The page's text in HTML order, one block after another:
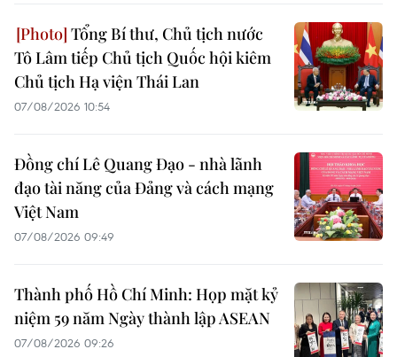
Tổng Bí thư, Chủ tịch nước
Tô Lâm tiếp Chủ tịch Quốc hội kiêm
Chủ tịch Hạ viện Thái Lan
07/08/2026 10:54
Đồng chí Lê Quang Đạo - nhà lãnh
đạo tài năng của Đảng và cách mạng
Việt Nam
07/08/2026 09:49
Thành phố Hồ Chí Minh: Họp mặt kỷ
niệm 59 năm Ngày thành lập ASEAN
07/08/2026 09:26